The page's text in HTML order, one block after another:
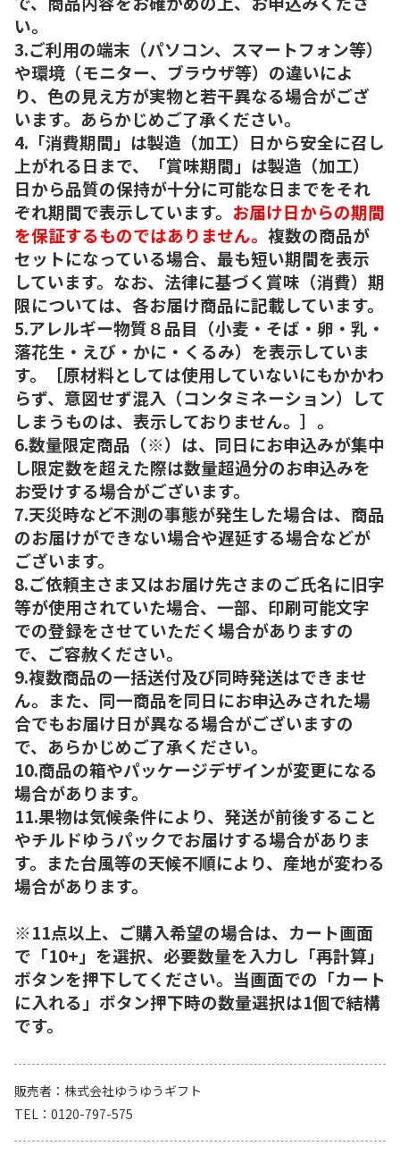
い。
3.ご利用の端末（パソコン、スマートフォン等）
や環境（モニター、ブラウザ等）の違いによ
り、色の見え方が実物と若干異なる場合がござ
います。あらかじめご了承ください。
4.「消費期間」は製造（加工）日から安全に召し
上がれる日まで、「賞味期間」は製造（加工）
日から品質の保持が十分に可能な日までをそれ
ぞれ期間で表示しています。 お届け日からの期間
を保証するものではありません。 複数の商品が
セットになっている場合、最も短い期間を表示
しています。なお、法律に基づく賞味（消費）期
限については、各お届け商品に記載しています。
5.アレルギー物質８品目（小麦・そば・卵・乳・
落花生・えび・かに・くるみ）を表示していま
す。［原材料としては使用していないにもかかわ
らず、意図せず混入（コンタミネーション）して
しまうものは、表示しておりません。］。
6.数量限定商品（※）は、同日にお申込みが集中
し限定数を超えた際は数量超過分のお申込みを
お受けする場合がございます。
7.天災時など不測の事態が発生した場合は、商品
のお届けができない場合や遅延する場合などが
ございます。
8.ご依頼主さま又はお届け先さまのご氏名に旧字
等が使用されていた場合、一部、印刷可能文字
での登録をさせていただく場合がありますの
で、ご容赦ください。
9.複数商品の一括送付及び同時発送はできませ
ん。また、同一商品を同日にお申込みされた場
合でもお届け日が異なる場合がございますの
で、あらかじめご了承ください。
10.商品の箱やパッケージデザインが変更になる
場合があります。
11.果物は気候条件により、発送が前後すること
やチルドゆうパックでお届けする場合がありま
す。また台風等の天候不順により、産地が変わる
場合があります。
※11点以上、ご購入希望の場合は、カート画面
で「10+」を選択、必要数量を入力し「再計算」
ボタンを押下してください。当画面での「カート
に入れる」ボタン押下時の数量選択は1個で結構
です。
販売者
株式会社ゆうゆうギフト
TEL
0120-797-575